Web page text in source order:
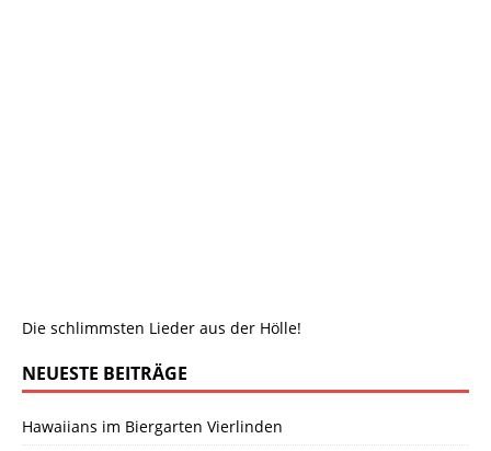
Die schlimmsten Lieder aus der Hölle!
NEUESTE BEITRÄGE
Hawaiians im Biergarten Vierlinden